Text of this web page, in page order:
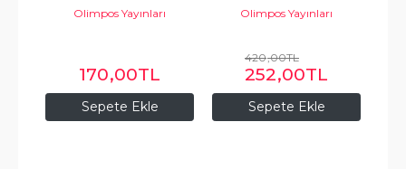
Sepete Ekle
Olimpos Yayınları
170,00TL
Sepete Ekle
Olimpos Yayınları
420,00TL
252,00TL